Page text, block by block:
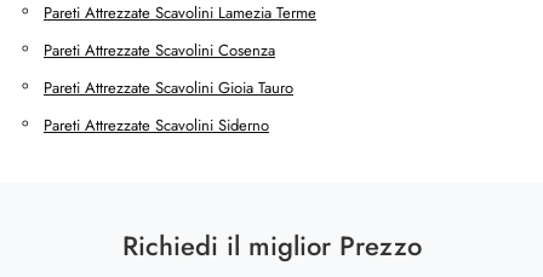
Pareti Attrezzate Scavolini Lamezia Terme
Pareti Attrezzate Scavolini Cosenza
Pareti Attrezzate Scavolini Gioia Tauro
Pareti Attrezzate Scavolini Siderno
Richiedi il miglior Prezzo